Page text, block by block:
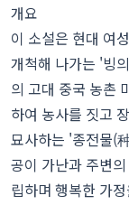
개요
이 소설은 현대 여
개척해 나가는 '빙
의 고대 중국 농촌
하여 농사를 짓고
묘사하는 '종전물(
공이 가난과 주변
립하며 행복한 가